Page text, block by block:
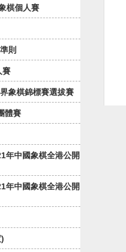
棋個人賽
則
賽
象棋錦標賽選拔賽
體賽
年中國象棋全港公開
年中國象棋全港公開